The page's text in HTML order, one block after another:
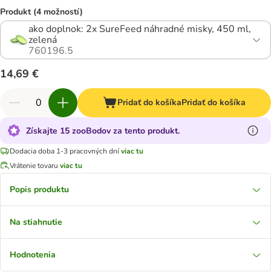
Produkt (4 možností)
ako doplnok: 2x SureFeed náhradné misky, 450 ml,
zelená
760196.5
14,69 €
Pridať do košíkaPridať do košíka
Získajte 15 zooBodov za tento produkt.
Dodacia doba 1-3 pracovných dníviac tu
Vrátenie tovaru viac tu
Popis produktu
Na stiahnutie
Hodnotenia